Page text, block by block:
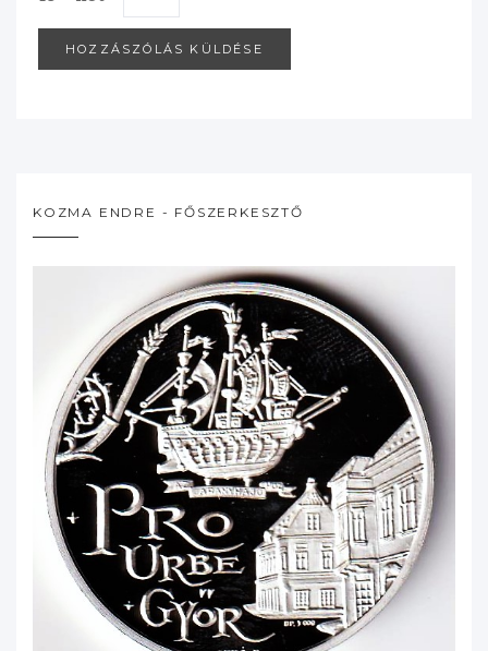
KOZMA ENDRE - FŐSZERKESZTŐ